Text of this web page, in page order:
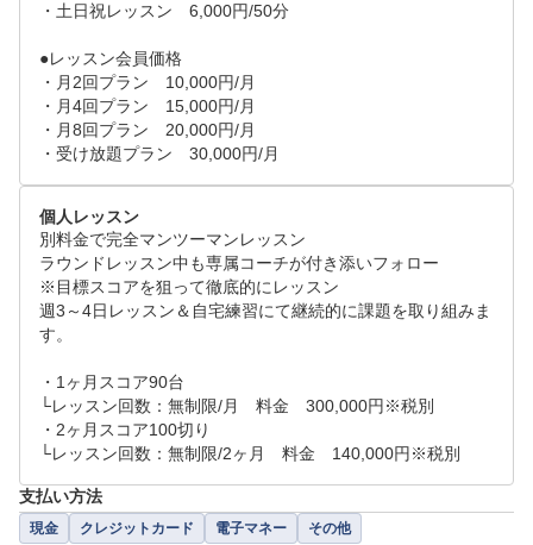
・土日祝レッスン　6,000円/50分
●レッスン会員価格
・月2回プラン　10,000円/月
・月4回プラン　15,000円/月
・月8回プラン　20,000円/月
個人レッスン
別料金で完全マンツーマンレッスン
ラウンドレッスン中も専属コーチが付き添いフォロー
※目標スコアを狙って徹底的にレッスン
週3～4日レッスン＆自宅練習にて継続的に課題を取り組みま
す。
・1ヶ月スコア90台
└レッスン回数：無制限/月　料金　300,000円※税別
・2ヶ月スコア100切り
└レッスン回数：無制限/2ヶ月　料金　140,000円※税別
支払い方法
現金 クレジットカード 電子マネー その他